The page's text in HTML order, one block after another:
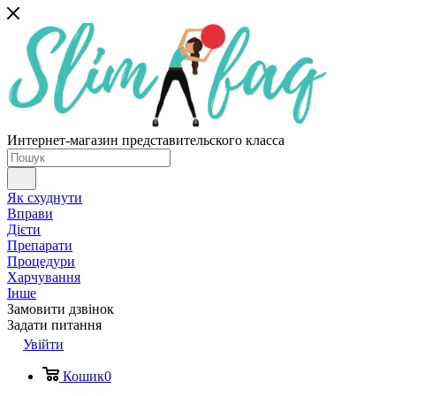
Интернет-магазин представительского класса
Як схуднути
Вправи
Дієти
Препарати
Процедури
Харчування
Інше
Замовити дзвінок
Задати питання
Увійти
Кошик0